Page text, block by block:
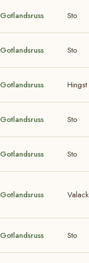
Gotlandsruss Sto
Gotlandsruss Sto
Gotlandsruss Hingst
Gotlandsruss Sto
Gotlandsruss Sto
Gotlandsruss Valack
Gotlandsruss Sto